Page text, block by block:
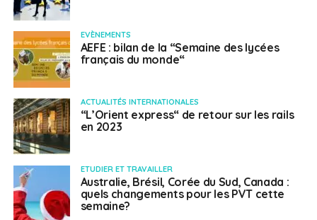
EVÈNEMENTS
AEFE : bilan de la “Semaine des lycées
français du monde“
ACTUALITÉS INTERNATIONALES
“L’Orient express“ de retour sur les rails
en 2023
ETUDIER ET TRAVAILLER
Australie, Brésil, Corée du Sud, Canada :
quels changements pour les PVT cette
semaine?